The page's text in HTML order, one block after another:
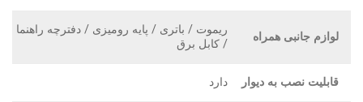
لوازم جانبی همراه
ریموت / باتری / پایه رومیزی / دفترچه راهنما
/ کابل برق
قابلیت نصب به دیوار دارد